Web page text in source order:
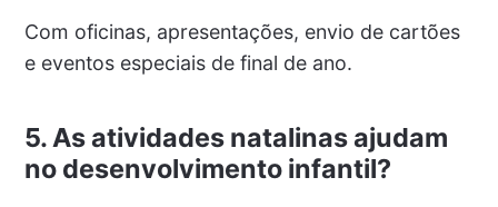
Com oficinas, apresentações, envio de cartões
e eventos especiais de final de ano.
5. As atividades natalinas ajudam
no desenvolvimento infantil?